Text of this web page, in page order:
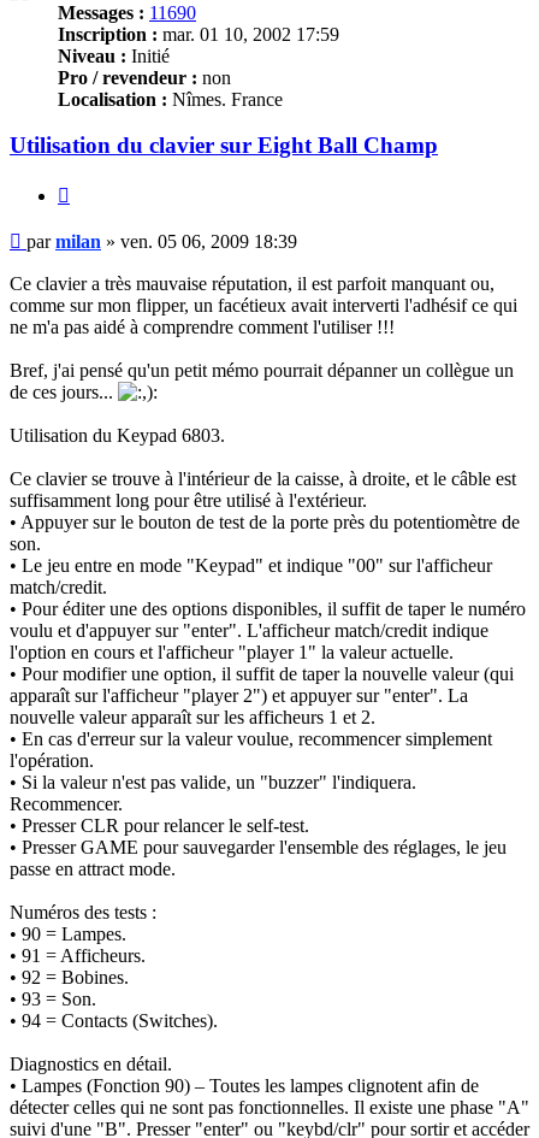
Messages : 11690
Inscription : mar. 01 10, 2002 17:59
Niveau : Initié
Pro / revendeur : non
Localisation : Nîmes. France
Utilisation du clavier sur Eight Ball Champ
Message
parmilan » ven. 05 06, 2009 18:39
Ce clavier a très mauvaise réputation, il est parfoit manquant ou,
comme sur mon flipper, un facétieux avait interverti l'adhésif ce qui
ne m'a pas aidé à comprendre comment l'utiliser !!!
Bref, j'ai pensé qu'un petit mémo pourrait dépanner un collègue un
de ces jours...
Utilisation du Keypad 6803.
Ce clavier se trouve à l'intérieur de la caisse, à droite, et le câble est
suffisamment long pour être utilisé à l'extérieur.
• Appuyer sur le bouton de test de la porte près du potentiomètre de
son.
• Le jeu entre en mode "Keypad" et indique "00" sur l'afficheur
match/credit.
• Pour éditer une des options disponibles, il suffit de taper le numéro
voulu et d'appuyer sur "enter". L'afficheur match/credit indique
l'option en cours et l'afficheur "player 1" la valeur actuelle.
• Pour modifier une option, il suffit de taper la nouvelle valeur (qui
apparaît sur l'afficheur "player 2") et appuyer sur "enter". La
nouvelle valeur apparaît sur les afficheurs 1 et 2.
• En cas d'erreur sur la valeur voulue, recommencer simplement
l'opération.
• Si la valeur n'est pas valide, un "buzzer" l'indiquera.
Recommencer.
• Presser CLR pour relancer le self-test.
• Presser GAME pour sauvegarder l'ensemble des réglages, le jeu
passe en attract mode.
Numéros des tests :
• 90 = Lampes.
• 91 = Afficheurs.
• 92 = Bobines.
• 93 = Son.
• 94 = Contacts (Switches).
Diagnostics en détail.
• Lampes (Fonction 90) – Toutes les lampes clignotent afin de
détecter celles qui ne sont pas fonctionnelles. Il existe une phase "A"
suivi d'une "B". Presser "enter" ou "keybd/clr" pour sortir et accéder